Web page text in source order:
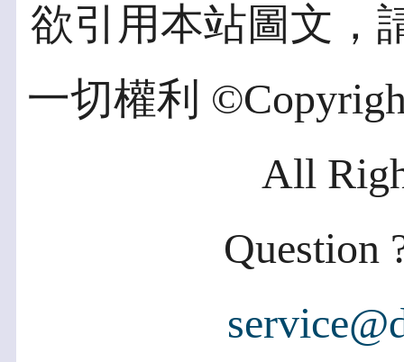
欲引用本站圖文，
一切權利
All
Question